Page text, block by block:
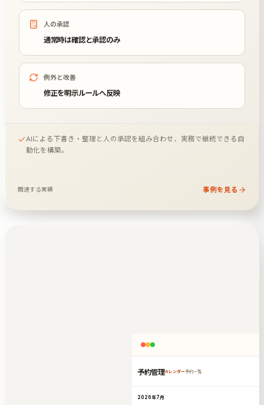
人の承認
通常時は確認と承認のみ
例外と改善
修正を明示ルールへ反映
AIによる下書き・整理と人の承認を組み合わせ、実務で継続できる自
動化を構築。
関連する実績 事例を見る
予約管理カレンダー予約一覧
2026年7月